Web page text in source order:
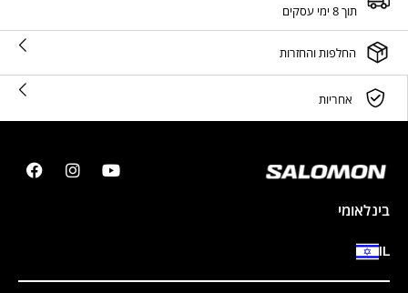
תוך 8 ימי עסקים
החלפות והחזרות
אחריות
בינלאומי
IL